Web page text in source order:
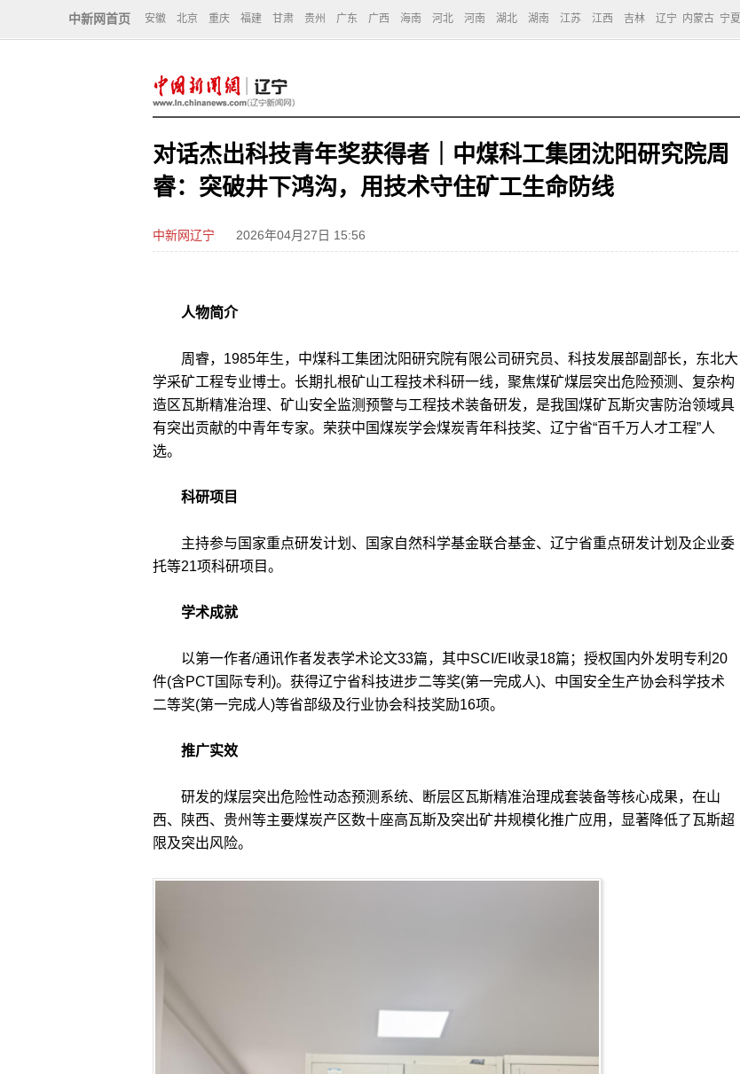
中新网首页 安徽 北京 重庆 福建 甘肃 贵州 广东 广西 海南 河北 河南 湖北 湖南 江苏 江西 吉林 辽宁 内蒙古 宁夏
对话杰出科技青年奖获得者｜中煤科工集团沈阳研究院周
睿：突破井下鸿沟，用技术守住矿工生命防线
中新网辽宁 2026年04月27日 15:56
人物简介
周睿，1985年生，中煤科工集团沈阳研究院有限公司研究员、科技发展部副部长，东北大
学采矿工程专业博士。长期扎根矿山工程技术科研一线，聚焦煤矿煤层突出危险预测、复杂构
造区瓦斯精准治理、矿山安全监测预警与工程技术装备研发，是我国煤矿瓦斯灾害防治领域具
有突出贡献的中青年专家。荣获中国煤炭学会煤炭青年科技奖、辽宁省“百千万人才工程”人
选。
科研项目
主持参与国家重点研发计划、国家自然科学基金联合基金、辽宁省重点研发计划及企业委
托等21项科研项目。
学术成就
以第一作者/通讯作者发表学术论文33篇，其中SCI/EI收录18篇；授权国内外发明专利20
件(含PCT国际专利)。获得辽宁省科技进步二等奖(第一完成人)、中国安全生产协会科学技术
二等奖(第一完成人)等省部级及行业协会科技奖励16项。
推广实效
研发的煤层突出危险性动态预测系统、断层区瓦斯精准治理成套装备等核心成果，在山
西、陕西、贵州等主要煤炭产区数十座高瓦斯及突出矿井规模化推广应用，显著降低了瓦斯超
限及突出风险。